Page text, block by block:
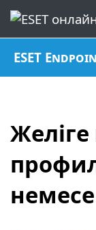
ESET